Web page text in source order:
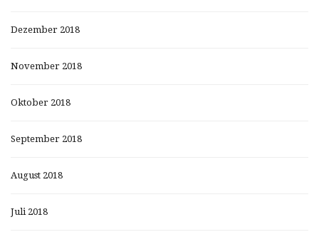
Dezember 2018
November 2018
Oktober 2018
September 2018
August 2018
Juli 2018